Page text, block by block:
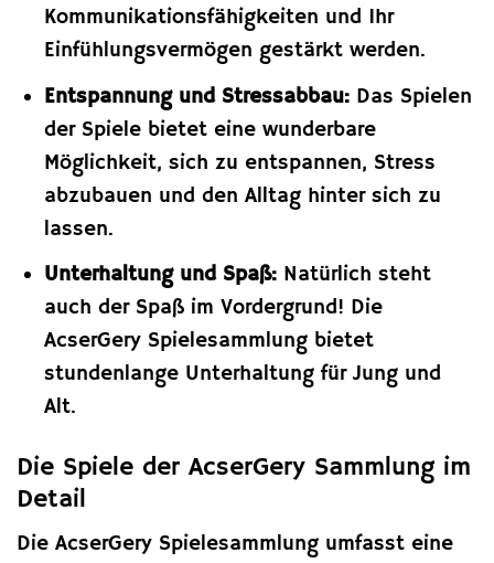
Kommunikationsfähigkeiten und Ihr
Einfühlungsvermögen gestärkt werden.
Entspannung und Stressabbau:Das Spielen
der Spiele bietet eine wunderbare
Möglichkeit, sich zu entspannen, Stress
abzubauen und den Alltag hinter sich zu
lassen.
Unterhaltung und Spaß:Natürlich steht
auch der Spaß im Vordergrund! Die
AcserGery Spielesammlung bietet
stundenlange Unterhaltung für Jung und
Alt.
Die Spiele der AcserGery Sammlung im
Detail
Die AcserGery Spielesammlung umfasst eine